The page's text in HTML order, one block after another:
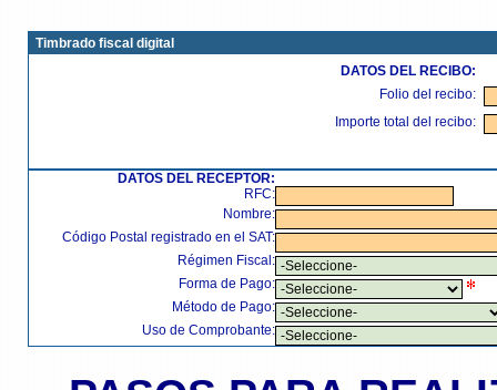
Timbrado fiscal digital
DATOS DEL RECIBO:
Folio del recibo:
Importe total del recibo:
DATOS DEL RECEPTOR:
RFC:
Nombre:
Código Postal registrado en el SAT:
Régimen Fiscal:
Forma de Pago:
Método de Pago:
Uso de Comprobante: